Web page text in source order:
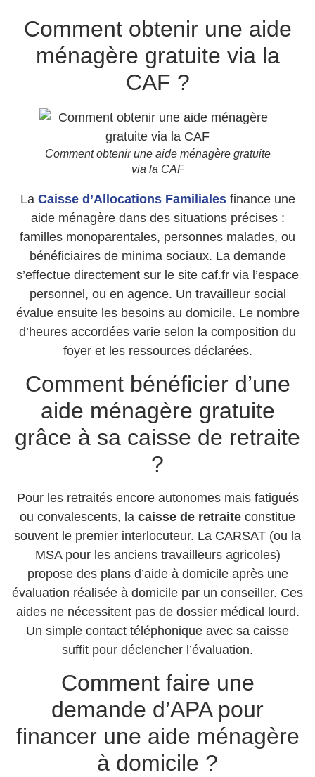
Comment obtenir une aide
ménagère gratuite via la
CAF ?
Comment obtenir une aide ménagère gratuite
via la CAF
La Caisse d’Allocations Familialesfinance une
aide ménagère dans des situations précises :
familles monoparentales, personnes malades, ou
bénéficiaires de minima sociaux. La demande
s’effectue directement sur le site caf.fr via l’espace
personnel, ou en agence. Un travailleur social
évalue ensuite les besoins au domicile. Le nombre
d’heures accordées varie selon la composition du
foyer et les ressources déclarées.
Comment bénéficier d’une
aide ménagère gratuite
grâce à sa caisse de retraite
?
Pour les retraités encore autonomes mais fatigués
ou convalescents, la caisse de retraite constitue
souvent le premier interlocuteur. La CARSAT (ou la
MSA pour les anciens travailleurs agricoles)
propose des plans d’aide à domicile après une
évaluation réalisée à domicile par un conseiller. Ces
aides ne nécessitent pas de dossier médical lourd.
Un simple contact téléphonique avec sa caisse
suffit pour déclencher l’évaluation.
Comment faire une
demande d’APA pour
financer une aide ménagère
à domicile ?